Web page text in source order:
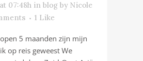
07:48h in blog by Nicole
1 Like
5 maanden zijn mijn
op reis geweest We